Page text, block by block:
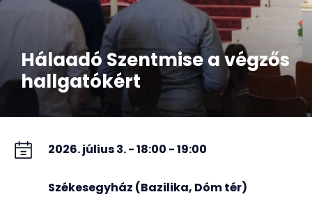
Hálaadó Szentmise a végzős
hallgatókért
2026. július 3. - 18:00 - 19:00
Székesegyház (Bazilika, Dóm tér)